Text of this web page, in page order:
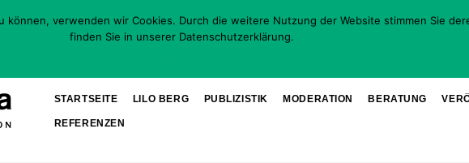
STARTSEITE LILO BERG PUBLIZISTIK MODERATION BERATUNG
REFERENZEN
verwenden wir Cookies. Durch die weitere Nutzung der Website stimmen Sie
finden Sie in unserer Datenschutzerklärung.